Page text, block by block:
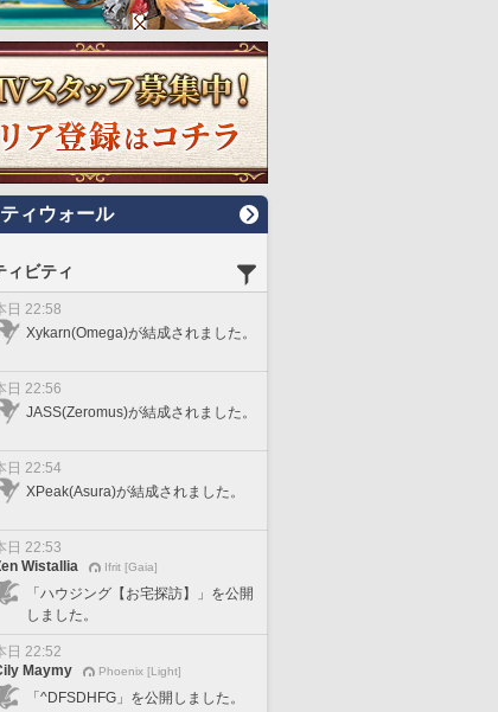
ィウォール
ィビティ
日 22:58
Xykarn(Omega)が結成されました。
日 22:56
JASS(Zeromus)が結成されました。
日 22:54
XPeak(Asura)が結成されました。
日 22:53
Wistallia
Ifrit [Gaia]
「ハウジング【お宅探訪】」を公開
しました。
日 22:52
Maymy
Phoenix [Light]
「^DFSDHFG」を公開しました。